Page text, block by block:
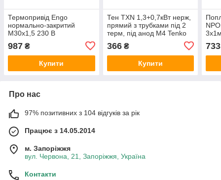
Термопривід Engo
нормально-закритий
М30х1,5 230 В
987 ₴
Купити
Тен ТХN 1,3+0,7кВт нерж,
прямий з трубками під 2
терм, під анод М4 Tenko
366₴
Купити
733
Про нас
97% позитивних з 104 відгуків за рік
Працює з 14.05.2014
м. Запоріжжя
вул. Червона, 21, Запоріжжя, Україна
Контакти